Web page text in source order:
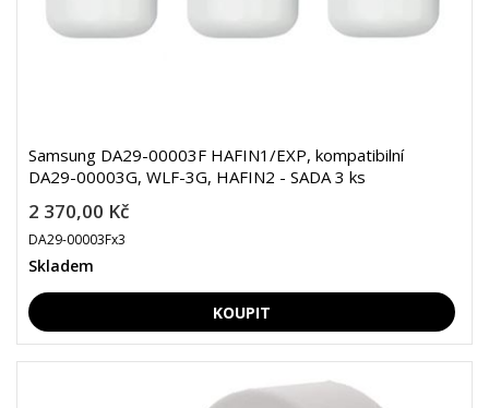
Samsung DA29-00003F HAFIN1/EXP, kompatibilní
DA29-00003G, WLF-3G, HAFIN2 - SADA 3 ks
2 370,00 Kč
DA29-00003Fx3
Skladem